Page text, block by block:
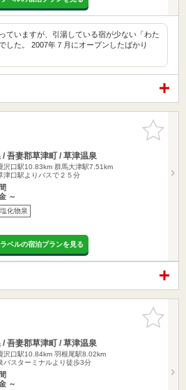
ていますが、引湯している宿が少ない「わた
した。 2007年７月にオープンしたばかり
お気に入
りに追加
/ 吾妻郡草津町 / 草津温泉
沢口駅10.83km 群馬大津駅7.51km
津口駅よりバスで２５分
～
塩化物泉
ベルの宿泊プランを見る
お気に入
りに追加
/ 吾妻郡草津町 / 草津温泉
沢口駅10.84km 羽根尾駅8.02km
バスターミナルより徒歩3分
～